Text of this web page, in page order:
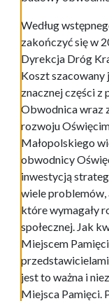
Według
zakończyć się w
Dyrekcja Dróg
Koszt szacowany
znacznej części z
Obwodnica wraz
rozwoju
Małopolskiego
obwodnicy
inwestycją
wiele problemów,
które wymagały
społecznej. Jak
Miejscem
jest to ważna i
Miejsca Pamięci.